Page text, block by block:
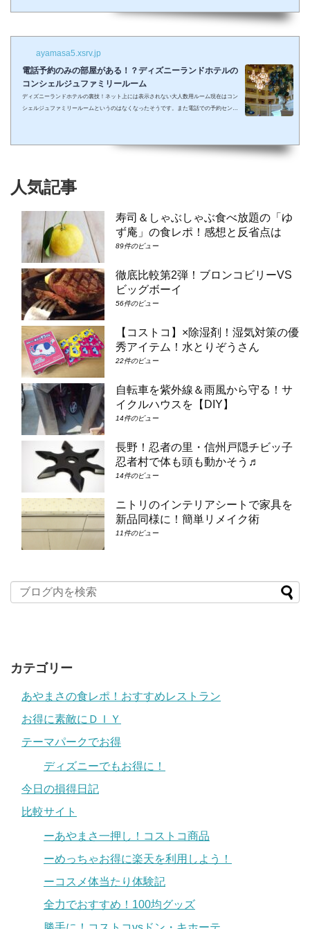
ラした夢の国を可愛い我が子に見せたかったのに・・・。 そんな時、「ディズニーラ...
ayamasa5.xsrv.jp
電話予約のみの部屋がある！？ディズニーランドホテルの
コンシェルジュファミリールーム
ディズニーランドホテルの裏技！ネット上には表示されない大人数用ルーム現在はコン
シェルジュファミリールームというのはなくなったそうです。また電話での予約センタ
ュ・スーペリアルーム（パークビュー）（7-8階）④コンシェルジュ・デラックスルー
人気記事
寿司＆しゃぶしゃぶ食べ放題の「ゆ
ず庵」の食レポ！感想と反省点は
89件のビュー
徹底比較第2弾！ブロンコビリーVS
ビッグボーイ
56件のビュー
【コストコ】×除湿剤！湿気対策の優
秀アイテム！水とりぞうさん
22件のビュー
自転車を紫外線＆雨風から守る！サ
イクルハウスを【DIY】
14件のビュー
長野！忍者の里・信州戸隠チビッ子
忍者村で体も頭も動かそう♬
14件のビュー
ニトリのインテリアシートで家具を
新品同様に！簡単リメイク術
11件のビュー
カテゴリー
あやまさの食レポ！おすすめレストラン
お得に素敵にＤＩＹ
テーマパークでお得
ディズニーでもお得に！
今日の損得日記
比較サイト
ーあやまさ一押し！コストコ商品
ーめっちゃお得に楽天を利用しよう！
ーコスメ体当たり体験記
全力でおすすめ！100均グッズ